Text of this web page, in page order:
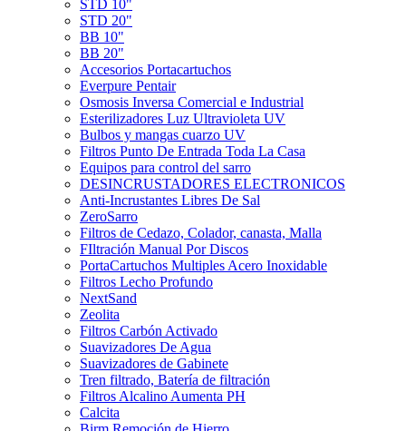
STD 10"
STD 20"
BB 10"
BB 20"
Accesorios Portacartuchos
Everpure Pentair
Osmosis Inversa Comercial e Industrial
Esterilizadores Luz Ultravioleta UV
Bulbos y mangas cuarzo UV
Filtros Punto De Entrada Toda La Casa
Equipos para control del sarro
DESINCRUSTADORES ELECTRONICOS
Anti-Incrustantes Libres De Sal
ZeroSarro
Filtros de Cedazo, Colador, canasta, Malla
FIltración Manual Por Discos
PortaCartuchos Multiples Acero Inoxidable
Filtros Lecho Profundo
NextSand
Zeolita
Filtros Carbón Activado
Suavizadores De Agua
Suavizadores de Gabinete
Tren filtrado, Batería de filtración
Filtros Alcalino Aumenta PH
Calcita